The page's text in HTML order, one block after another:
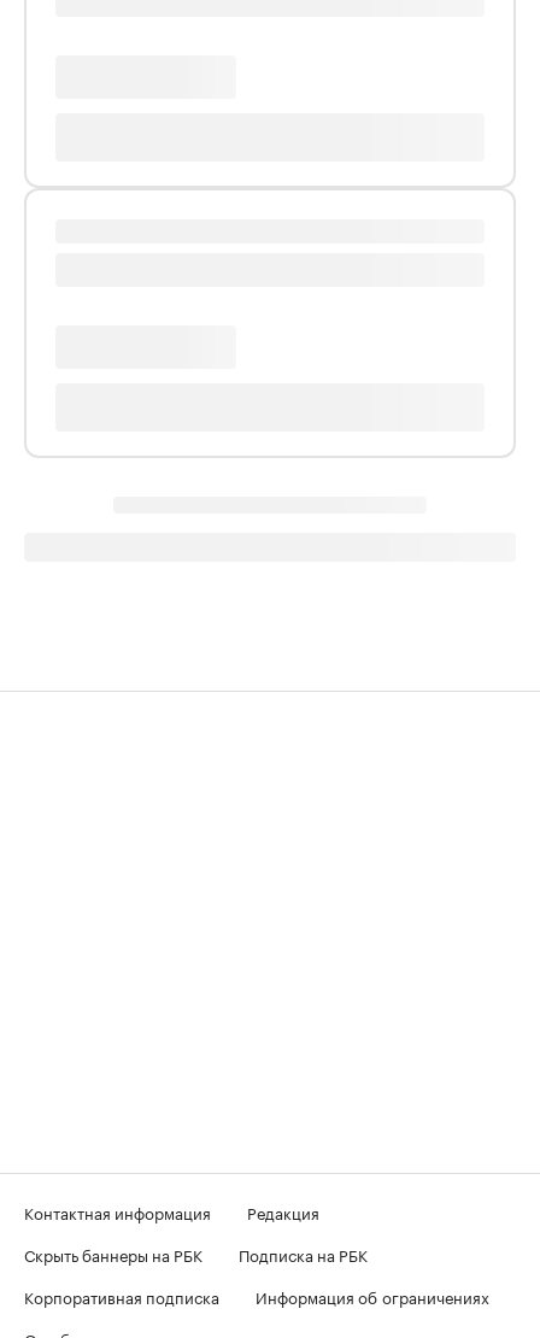
Контактная информация
Редакция
Скрыть баннеры на РБК
Подписка на РБК
Корпоративная подписка
Информация об ограничениях